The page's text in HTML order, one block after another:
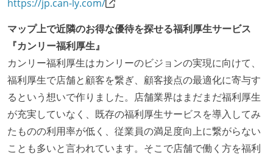
https://jp.can-ly.com/
マップ上で近隣のお得な優待を探せる福利厚生サービス
『カンリー福利厚生』
カンリー福利厚生はカンリーのビジョンの実現に向けて、
福利厚生で店舗と顧客を繋ぎ、顧客接点の最適化に寄与す
るという想いで作りました。店舗業界はまだまだ福利厚生
が充実していなく、既存の福利厚生サービスを導入してみ
たものの利用率が低く、従業員の満足度向上に繋がらない
ことも多いと言われています。そこで店舗で働く方を福利